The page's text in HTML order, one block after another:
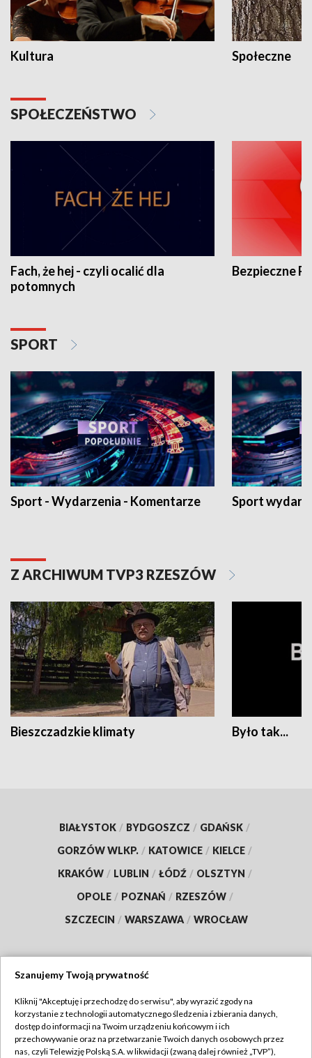
Kultura Społeczne
SPOŁECZEŃSTWO
Fach, że hej - czyli ocalić dla
potomnych
Bezpieczne
SPORT
Sport - Wydarzenia - Komentarze Sport
Z ARCHIWUM TVP3 RZESZÓW
Bieszczadzkie klimaty Było tak...
BIAŁYSTOK / BYDGOSZCZ / GDAŃSK /
GORZÓW WLKP. / KATOWICE / KIELCE /
KRAKÓW / LUBLIN / ŁÓDŹ / OLSZTYN /
OPOLE / POZNAŃ / RZESZÓW /
SZCZECIN / WARSZAWA / WROCŁAW
TVP
Abonament TVP
Regulamin TVP
Szanujemy Twoją prywatność
Kliknij "Akceptuję i przechodzę do serwisu", aby wyrazić zgody na
korzystanie z technologii automatycznego śledzenia i zbierania danych,
dostęp do informacji na Twoim urządzeniu końcowym i ich
przechowywanie oraz na przetwarzanie Twoich danych osobowych przez
nas, czyli Telewizję Polską S.A. w likwidacji (zwaną dalej również „TVP”),